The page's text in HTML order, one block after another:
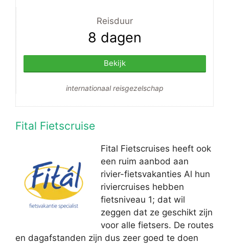
Reisduur
8 dagen
Bekijk
internationaal reisgezelschap
Fital Fietscruise
Fital Fietscruises heeft ook
een ruim aanbod aan
rivier-fietsvakanties Al hun
riviercruises hebben
fietsniveau 1; dat wil
zeggen dat ze geschikt zijn
voor alle fietsers. De routes
en dagafstanden zijn dus zeer goed te doen